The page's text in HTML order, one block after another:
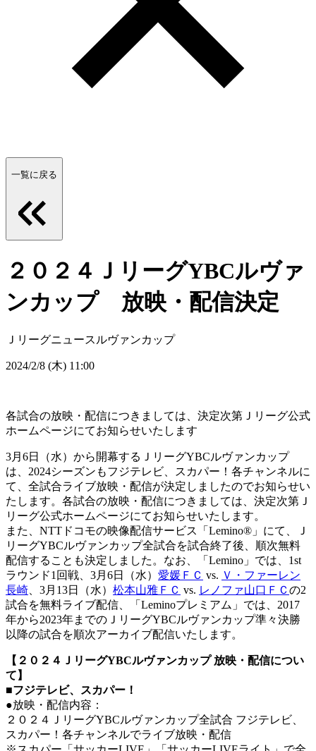
一覧に戻る
２０２４ＪリーグYBCルヴァ
ンカップ 放映・配信決定
Ｊリーグニュース ルヴァンカップ
2024/2/8 (木) 11:00
各試合の放映・配信につきましては、決定次第Ｊリーグ公式
ホームページにてお知らせいたします
3月6日（水）から開幕するＪリーグYBCルヴァンカップ
は、2024シーズンもフジテレビ、スカパー！各チャンネルに
て、全試合ライブ放映・配信が決定しましたのでお知らせい
たします。各試合の放映・配信につきましては、決定次第Ｊ
リーグ公式ホームページにてお知らせいたします。
また、NTTドコモの映像配信サービス「Lemino®」にて、Ｊ
リーグYBCルヴァンカップ全試合を試合終了後、順次無料
配信することも決定しました。なお、「Lemino」では、1st
ラウンド1回戦、3月6日（水） 愛媛ＦＣ vs. Ｖ・ファーレン
長崎 、3月13日（水） 松本山雅ＦＣ vs. レノファ山口ＦＣ の2
試合を無料ライブ配信、「Leminoプレミアム」では、2017
年から2023年までのＪリーグYBCルヴァンカップ準々決勝
以降の試合を順次アーカイブ配信いたします。
【２０２４ＪリーグYBCルヴァンカップ 放映・配信につい
て】
■フジテレビ、スカパー！
●放映・配信内容：
２０２４ＪリーグYBCルヴァンカップ全試合 フジテレビ、
スカパー！各チャンネルでライブ放映・配信